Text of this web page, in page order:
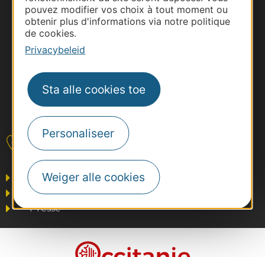
pouvez modifier vos choix à tout moment ou
obtenir plus d'informations via notre politique
de cookies.
Privacybeleid
Sta alle cookies toe
Personaliseer
Weiger alle cookies
#VoyageOccitanie
Contact
Business/Mice
Pros
Presse